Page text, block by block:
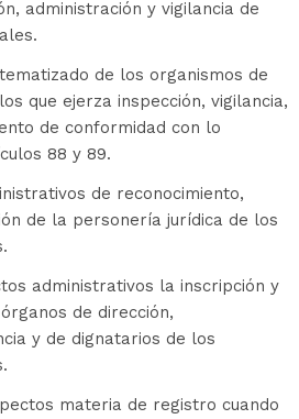
administración y vigilancia de
de los organismos de
que ejerza inspección, vigilancia,
de conformidad con lo
88 y 89.
de reconocimiento,
de la personería jurídica de los
administrativos la inscripción y
de dirección,
y de dignatarios de los
materia de registro cuando